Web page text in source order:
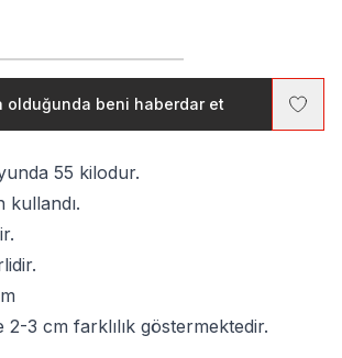
olduğunda beni haberdar et
55 kilodur.
kullandı.
2-3 cm farklılık göstermektedir.